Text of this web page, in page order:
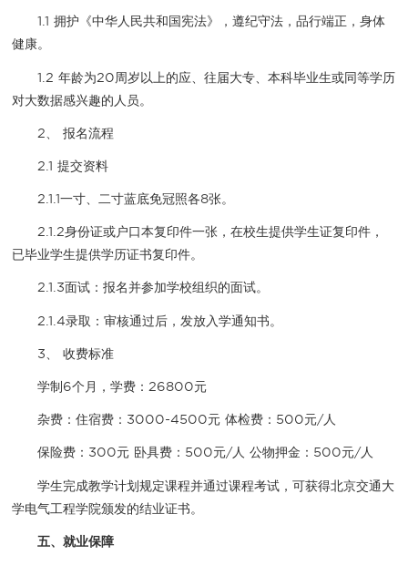
1.1 拥护《中华人民共和国宪法》，遵纪守法，品行端正，身体
健康。
1.2 年龄为20周岁以上的应、往届大专、本科毕业生或同等学历
对大数据感兴趣的人员。
2、 报名流程
2.1 提交资料
2.1.1一寸、二寸蓝底免冠照各8张。
2.1.2身份证或户口本复印件一张，在校生提供学生证复印件，
已毕业学生提供学历证书复印件。
2.1.3面试：报名并参加学校组织的面试。
2.1.4录取：审核通过后，发放入学通知书。
3、 收费标准
学制6个月，学费：26800元
杂费：住宿费：3000-4500元 体检费：500元/人
保险费：300元 卧具费：500元/人 公物押金：500元/人
学生完成教学计划规定课程并通过课程考试，可获得北京交通大
学电气工程学院颁发的结业证书。
五、就业保障